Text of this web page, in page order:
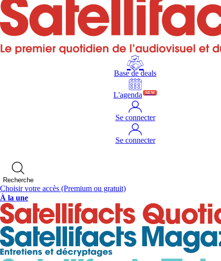
Base de deals
L'agenda NEW
Se connecter
Se connecter
Recherche
Choisir votre accès (Premium ou gratuit)
À la une